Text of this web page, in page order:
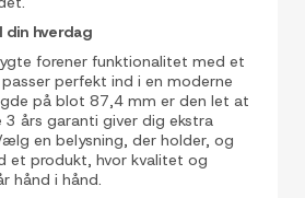
hverdag
forener funktionalitet med et
perfekt ind i en moderne
på blot 87,4 mm er den let at
3 års garanti giver dig ekstra
en belysning, der holder, og
et produkt, hvor kvalitet og
hånd i hånd.